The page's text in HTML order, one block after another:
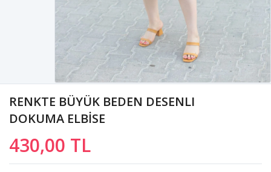
RENKTE BÜYÜK BEDEN DESENLI
DOKUMA ELBİSE
430,00 TL